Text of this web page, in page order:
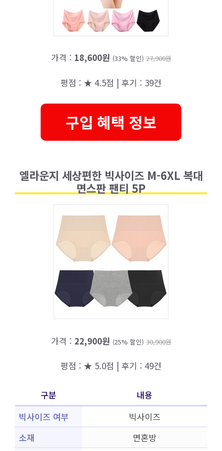
가격 : 18,600원 (33% 할인) 27,900원
평점 : ★ 4.5점 | 후기 : 39건
구입 혜택 정보
엘라운지 세상편한 빅사이즈 M-6XL 복대
면스판 팬티 5P
가격 : 22,900원 (25% 할인) 30,900원
평점 : ★ 5.0점 | 후기 : 49건
구분
내용
빅사이즈 여부
빅사이즈
소재
면혼방